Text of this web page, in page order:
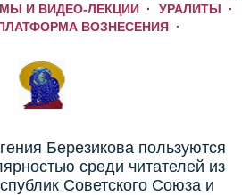
И ВИДЕО-ЛЕКЦИИ
УРАЛИТЫ
ВОЗНЕСЕНИЯ
Березикова пользуются
среди читателей из
Советского Союза и